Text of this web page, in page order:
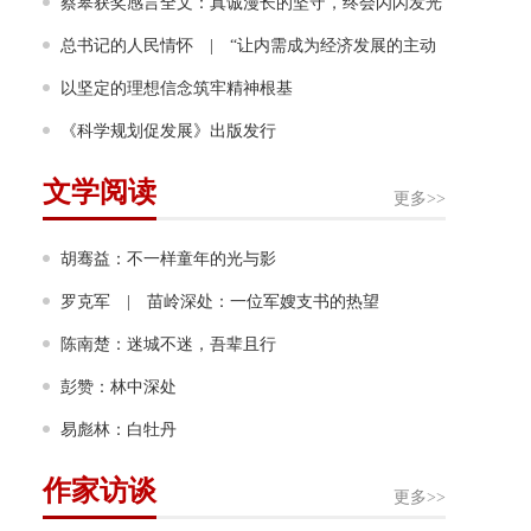
总书记的人民情怀 | “让内需成为经济发展的主动
力”
以坚定的理想信念筑牢精神根基
《科学规划促发展》出版发行
更多>>
文学阅读
胡骞益：不一样童年的光与影
罗克军 | 苗岭深处：一位军嫂支书的热望
陈南楚：迷城不迷，吾辈且行
彭赞：林中深处
易彪林：白牡丹
更多>>
作家访谈